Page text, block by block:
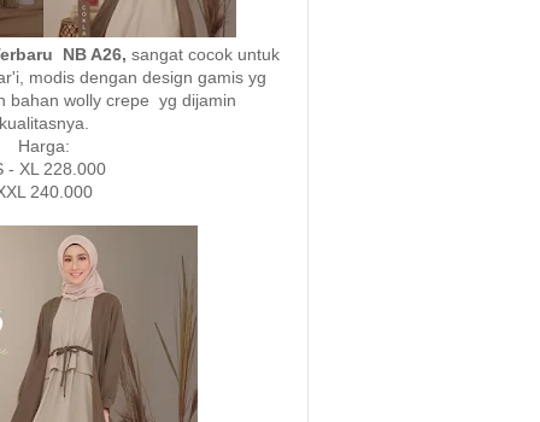
NB A26, sangat cocok untuk
modis dengan design gamis yg
bahan wolly crepe yg dijamin
Harga:
- XL 228.000
240.000